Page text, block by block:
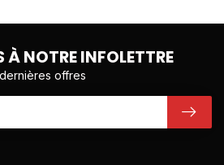
NOTRE INFOLETTRE
offres